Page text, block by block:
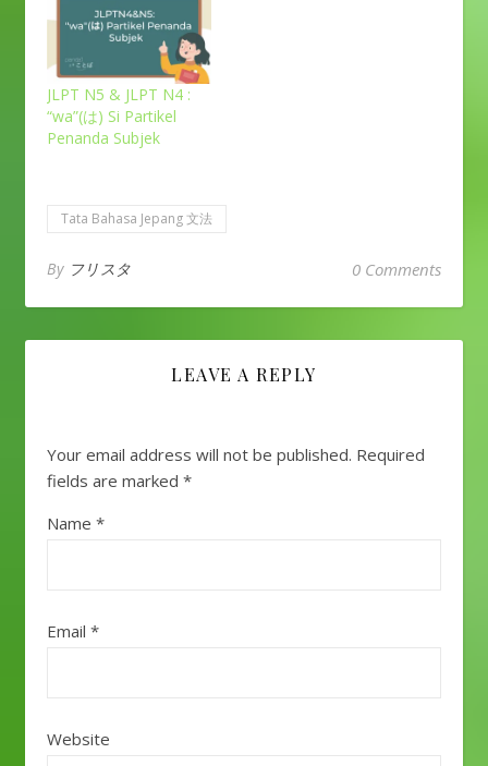
JLPT N5 & JLPT N4 :
“wa”(は) Si Partikel
Penanda Subjek
Tata Bahasa Jepang 文法
By フリスタ 0 Comments
LEAVE A REPLY
Your email address will not be published. Required
fields are marked *
Name *
Email *
Website